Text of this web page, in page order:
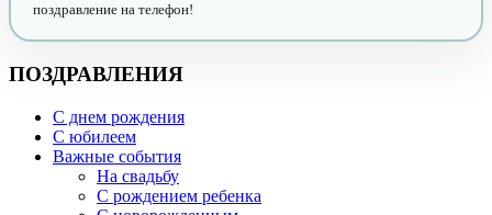
поздравление на телефон!
ПОЗДРАВЛЕНИЯ
С днем рождения
С юбилеем
Важные события
На свадьбу
С рождением ребенка